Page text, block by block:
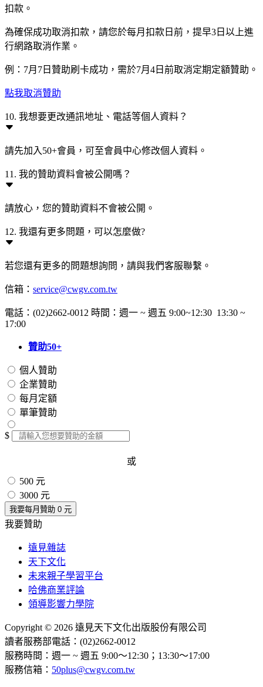
扣款。
為確保成功取消扣款，請您於每月扣款日前，提早3日以上進
行網路取消作業。
例：7月7日贊助刷卡成功，需於7月4日前取消定期定額贊助。
點我取消贊助
10. 我想要更改通訊地址、電話等個人資料？
請先加入50+會員，可至會員中心修改個人資料。
11. 我的贊助資料會被公開嗎？
請放心，您的贊助資料不會被公開。
12. 我還有更多問題，可以怎麼做?
若您還有更多的問題想詢問，請與我們客服聯繫。
信箱： service@cwgv.com.tw
電話：(02)2662-0012 時間：週一 ~ 週五 9:00~12:30 13:30 ~
17:00
贊助50+
個人贊助
企業贊助
每月定額
單筆贊助
$
或
500 元
3000 元
我要每月贊助 0 元
我要贊助
遠見雜誌
天下文化
未來親子學習平台
哈佛商業評論
領導影響力學院
Copyright © 2026 遠見天下文化出版股份有限公司
讀者服務部電話：(02)2662-0012
服務時間：週一 ~ 週五 9:00～12:30；13:30～17:00
服務信箱： 50plus@cwgv.com.tw